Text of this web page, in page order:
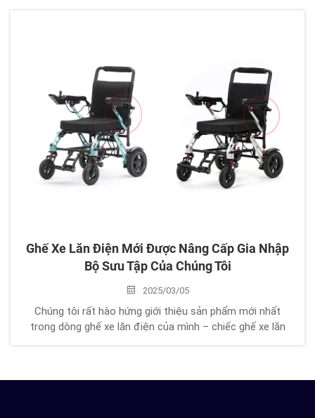
Ghế Xe Lăn Điện Mới Được Nâng Cấp Gia Nhập
Bộ Sưu Tập Của Chúng Tôi
2025/03/05
Chúng tôi rất hào hứng giới thiệu sản phẩm mới nhất
trong dòng ghế xe lăn điện của mình – chiếc ghế xe lăn